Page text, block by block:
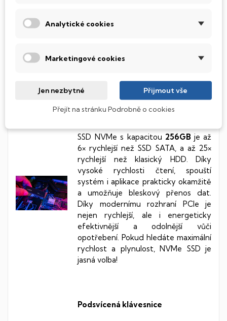
Boost. To znamená vyšší produktivitu
efektivněji, jednoduše podporuje
multimediálních i sférických filmů.
SSD NVMe s kapacitou 256GB je až
6× rychlejší než SSD SATA, a až 25×
rychlejší než klasický HDD. Díky
vysoké rychlosti čtení, spouští
systém i aplikace prakticky okamžitě
a umožňuje bleskový přenos dat.
Díky modernímu rozhraní PCIe je
nejen rychlejší, ale i energeticky
efektivnější a odolnější vůči
opotřebení. Pokud hledáte maximální
rychlost a plynulost, NVMe SSD je
jasná volba!
Podsvícená klávesnice
Analytické cookies
Marketingové cookies
Jen nezbytné Přijmout vše
Přejít na stránku Podrobně o cookies